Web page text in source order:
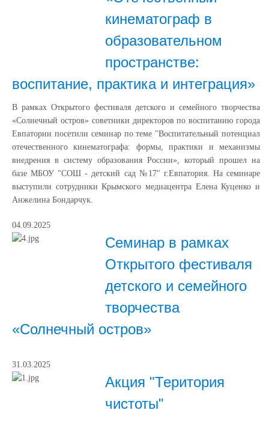
кинематограф в
образовательном
пространстве:
воспитание, практика и интеграция»
В рамках Открытого фестиваля детского и семейного творчества
«Солнечный остров» советники директоров по воспитанию города
Евпатории посетили семинар по теме "Воспитательный потенциал
отечественного кинематографа: формы, практики и механизмы
внедрения в систему образования России», который прошел на
базе МБОУ "СОШ - детский сад №17" г.Евпатория. На семинаре
выступили сотрудники Крымского медиацентра Елена Куценко и
Анжелина Бондарчук.
04.09.2025
Семинар в рамках
Открытого фестиваля
детского и семейного
творчества
«Солнечный остров»
31.03.2025
Акция "Територия
чистоты"